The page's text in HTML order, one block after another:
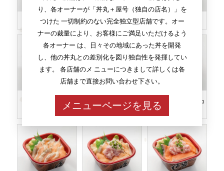
り、各オーナーが「丼丸＋屋号（独自の店名）」を
つけた 一切制約のない完全独立型店舗です。オー
ナーの裁量により、お客様にご満足いただけるよう
各オーナー は、日々その地域にあった丼を開発
し、他の丼丸との差別化を図り独自性を発揮してい
ます。 各店舗のメ ニューにつきまして詳しくは各
店舗まで直接お問い合わせ下さい。
メニューページを見る
サーモンイクラ丼 サーモンエンガワ丼 サーモンづくし丼
サーモンユッケ丼 トロサーモン丼
トロサーモンネギトロ